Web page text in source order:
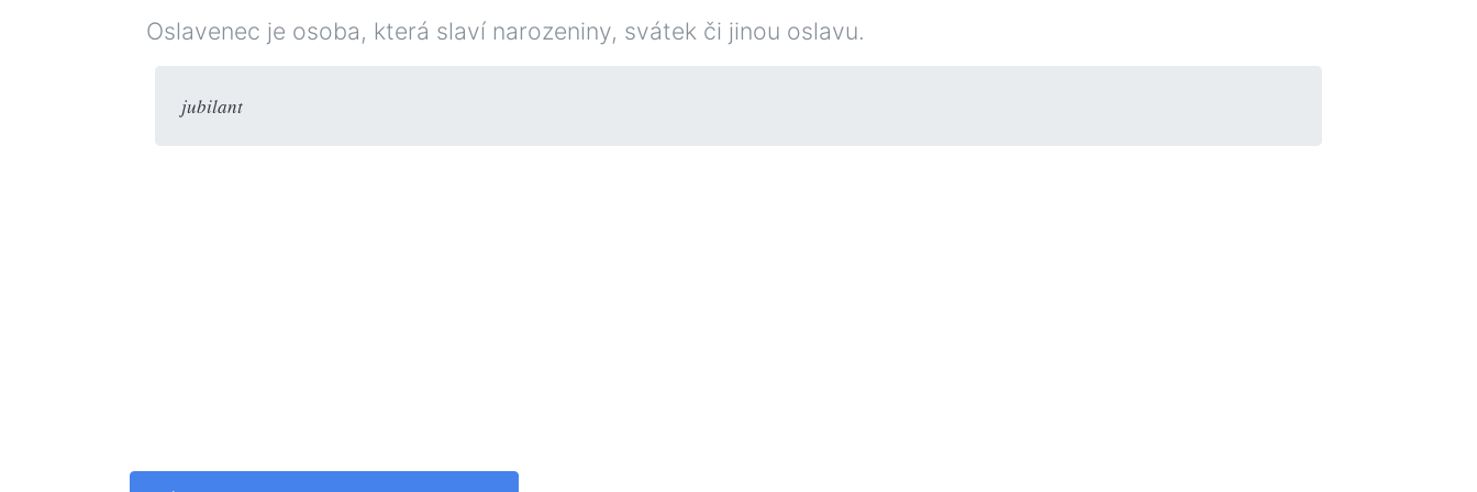
Oslavenec je osoba, která slaví narozeniny, svátek či jinou oslavu.
jubilant